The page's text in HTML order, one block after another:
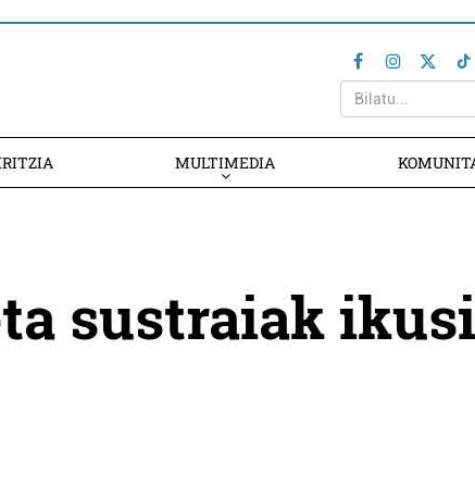
MULTIMEDIA
sustraiak ikusi